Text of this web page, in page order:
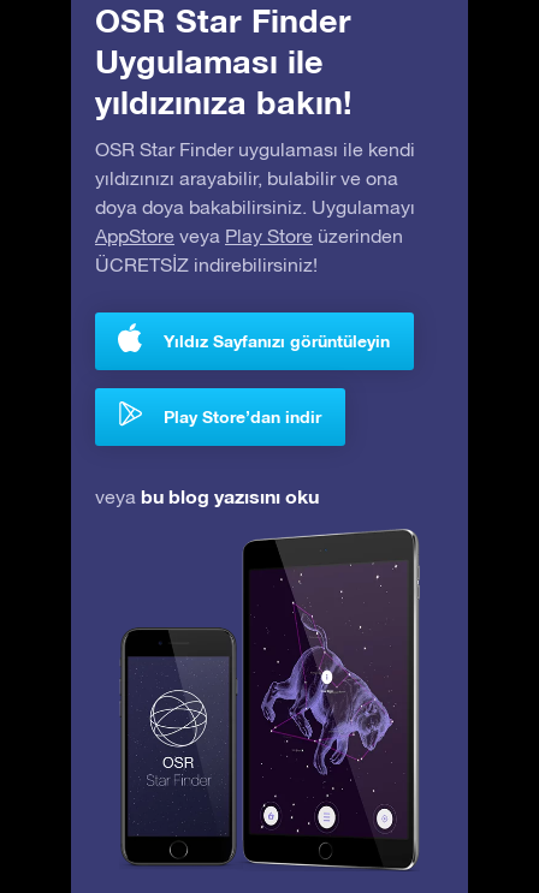
OSR Star Finder
Uygulaması ile
yıldızınıza bakın!
OSR Star Finder uygulaması ile kendi
yıldızınızı arayabilir, bulabilir ve ona
doya doya bakabilirsiniz. Uygulamayı
AppStore veya Play Store üzerinden
ÜCRETSİZ indirebilirsiniz!
Yıldız Sayfanızı görüntüleyin
Play Store’dan indir
veya bu blog yazısını oku